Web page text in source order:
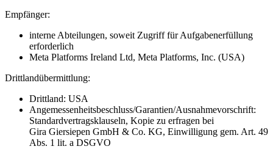
Empfänger:
interne Abteilungen, soweit Zugriff für Aufgabenerfüllung
erforderlich
Meta Platforms Ireland Ltd, Meta Platforms, Inc. (USA)
Drittlandübermittlung:
Drittland: USA
Angemessenheitsbeschluss/Garantien/Ausnahmevorschrift:
Standardvertragsklauseln, Kopie zu erfragen bei
Gira Giersiepen GmbH & Co. KG, Einwilligung gem. Art. 49
Abs. 1 lit. a DSGVO